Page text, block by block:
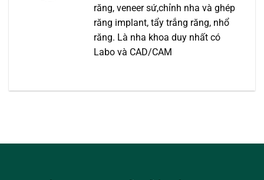
răng, veneer sứ,chỉnh nha và ghép
răng implant, tẩy trắng răng, nhổ
răng. Là nha khoa duy nhất có
Labo và CAD/CAM